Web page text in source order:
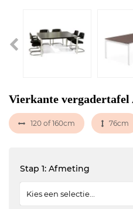
Vierkante vergadertafel
120 of 160cm 76cm
Stap 1: Afmeting